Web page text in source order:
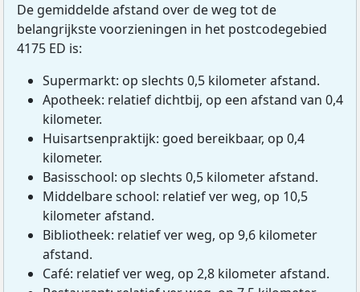
De gemiddelde afstand over de weg tot de
belangrijkste voorzieningen in het postcodegebied
4175 ED is:
Supermarkt: op slechts 0,5 kilometer afstand.
Apotheek: relatief dichtbij, op een afstand van 0,4
kilometer.
Huisartsenpraktijk: goed bereikbaar, op 0,4
kilometer.
Basisschool: op slechts 0,5 kilometer afstand.
Middelbare school: relatief ver weg, op 10,5
kilometer afstand.
Bibliotheek: relatief ver weg, op 9,6 kilometer
afstand.
Café: relatief ver weg, op 2,8 kilometer afstand.